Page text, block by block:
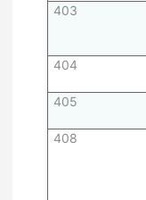
403
404
405
408